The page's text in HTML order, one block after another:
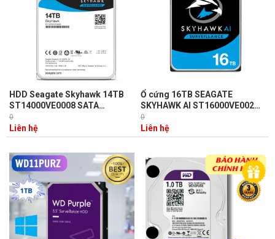
HDD Seagate Skyhawk 14TB
ST14000VE0008 SATA
6Gb/s/256MB Cache/
7200RPM, tiết kiệm điện năng
0
Liên hệ
Ổ cứng 16TB SEAGATE
SKYHAWK AI ST16000VE002
công nghệ khí Helium, hiệu
năng 250 MB/s
0
Liên hệ